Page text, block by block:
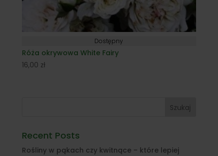
Dostępny
Róża okrywowa White Fairy
16,00 zł
Szukaj
Recent Posts
Rośliny w pąkach czy kwitnące – które lepiej